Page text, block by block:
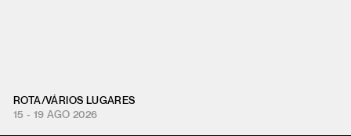
ROTA/VÁRIOS LUGARES
15 - 19 AGO 2026